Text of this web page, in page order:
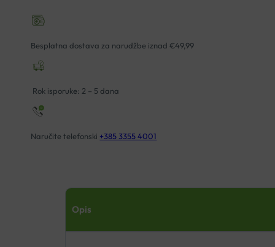
ZA
RANE
količina
Besplatna dostava za narudžbe iznad €49,99
Rok isporuke: 2 – 5 dana
Naručite telefonski +385 3355 4001
Opis